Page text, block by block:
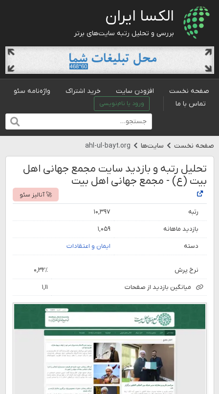
الکسا ایران
بررسی و تحلیل رتبه سایت‌های برتر
صفحه نخست افزودن سایت خرید اشتراک
واژه‌نامه سئو
تماس با ما
ورود یا نام‌نویسی
صفحه نخست سایت‌ها ahl-ul-bayt.org
تحلیل رتبه و بازدید سایت مجمع جهانی اهل
بیت (ع) - مجمع جهانی اهل بیت
🚀 آنالیز سئو
رتبه ۱۰,۳۹۷
بازدید ماهانه ۱,۰۵۹
دسته ایمان و اعتقادات
نرخ پرش ۰,۳۲٪
میانگین بازدید از صفحات ۱,۱۱